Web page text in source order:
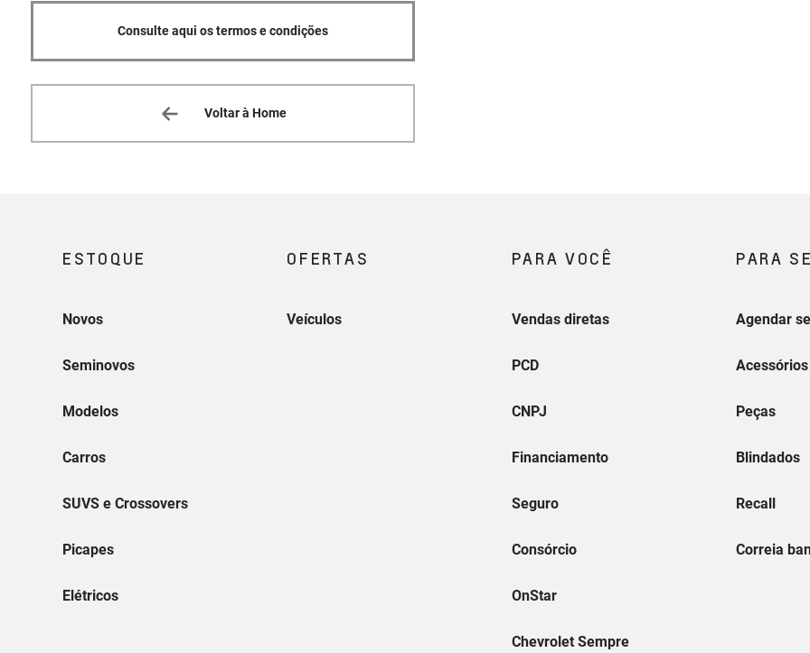
Consulte aqui os termos e condições
Voltar à Home